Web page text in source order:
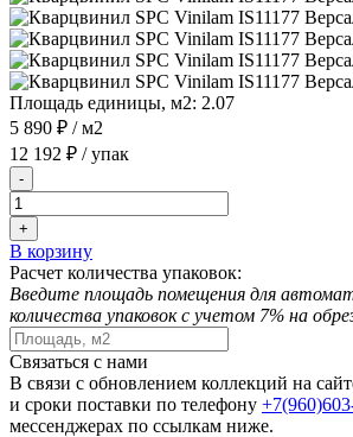
Площадь единицы, м2: 2.07
5 890 ₽ / м2
12 192 ₽ / упак
-
+
В корзину
Расчет количества упаковок:
Введите площадь помещения для
количества упаковок с учетом 7% на
Связаться с нами
В связи с обновлением коллекций на
и сроки поставки по телефону
мессенджерах по ссылкам ниже.